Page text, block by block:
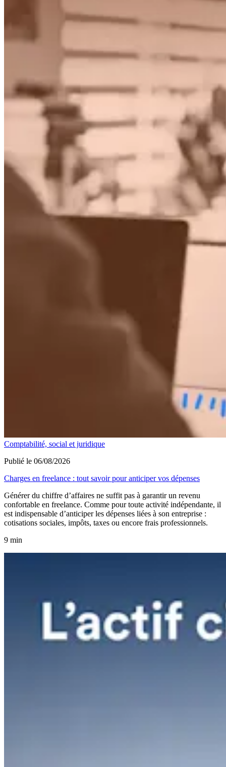
Comptabilité, social et juridique
Publié le 06/08/2026
Charges en freelance : tout savoir pour anticiper vos dépenses
Générer du chiffre d’affaires ne suffit pas à garantir un revenu
confortable en freelance. Comme pour toute activité indépendante, il
est indispensable d’anticiper les dépenses liées à son entreprise :
cotisations sociales, impôts, taxes ou encore frais professionnels.
9 min